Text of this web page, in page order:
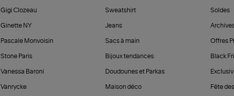
Gigi Clozeau
Ginette NY
Pascale Monvoisin
Stone Paris
Vanessa Baroni
Vanrycke
Sweatshirt
Jeans
Sacs à main
Bijoux tendances
Doudounes et Parkas
Maison déco
Soldes
Offres
Black
Fête